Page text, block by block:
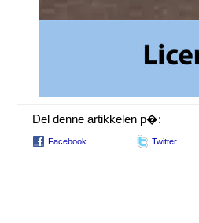
Del denne artikkelen p�:
Facebook Twitter